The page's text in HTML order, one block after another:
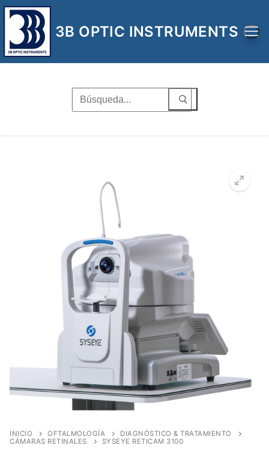
Ir
contenido
3B OPTIC INSTRUMENTS
Buscar
por:
INICIO OFTALMOLOGÍA
DIAGNÓSTICO & TRATAMIENTO
CÁMARAS RETINALES
SYSEYE RETICAM 3100